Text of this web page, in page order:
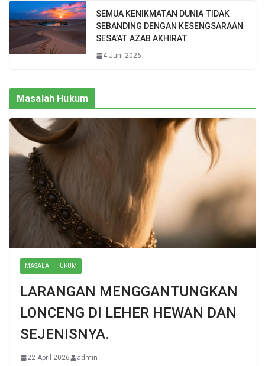
SEMUA KENIKMATAN DUNIA TIDAK
SEBANDING DENGAN KESENGSARAAN
SESA’AT AZAB AKHIRAT
4 Juni 2026
Masalah Hukum
MASALAH HUKUM
LARANGAN MENGGANTUNGKAN
LONCENG DI LEHER HEWAN DAN
SEJENISNYA.
22 April 2026 admin